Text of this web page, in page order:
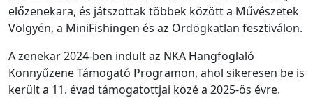
előzenekara, és játszottak többek között a Művészetek
Völgyén, a MiniFishingen és az Ördögkatlan fesztiválon.
A zenekar 2024-ben indult az NKA Hangfoglaló
Könnyűzene Támogató Programon, ahol sikeresen be is
került a 11. évad támogatottjai közé a 2025-ös évre.